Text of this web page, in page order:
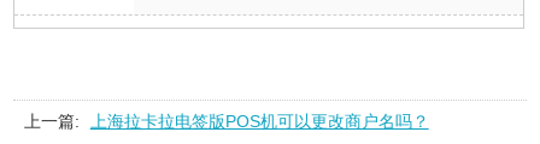
上一篇:
上海拉卡拉电签版POS机可以更改商户名吗？